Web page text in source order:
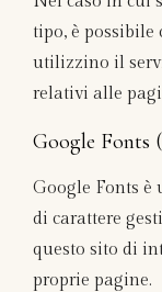
tipo, è possibile
utilizzino il
relativi alle
Google Fonts
Google Fonts
di carattere
questo sito di
proprie pagine.